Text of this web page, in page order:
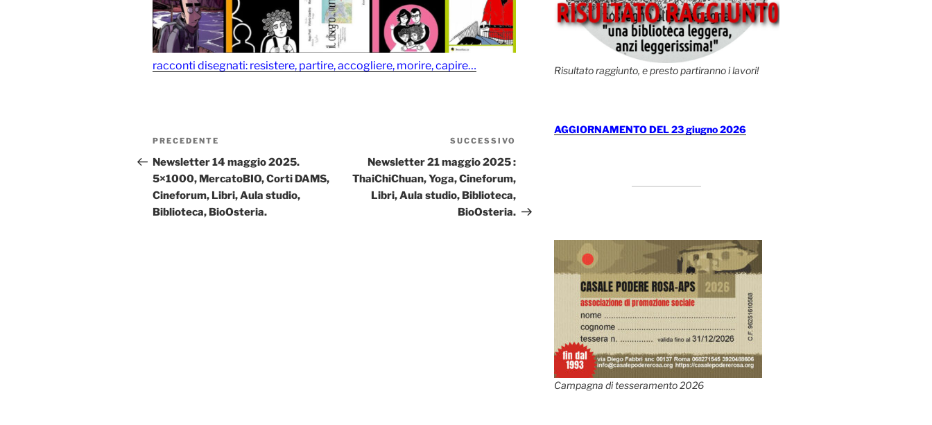
racconti disegnati: resistere, partire, accogliere, morire, capire…
Navigazione
articoli
Articolo
precedente:
PRECEDENTE
Newsletter 14 maggio 2025.
5×1000, MercatoBIO, Corti DAMS,
Cineforum, Libri, Aula studio,
Biblioteca, BioOsteria.
successivo
SUCCESSIVO
Newsletter 21 maggio 2025 :
ThaiChiChuan, Yoga, Cineforum,
Libri, Aula studio, Biblioteca,
BioOsteria.
Risultato raggiunto, e presto partiranno i lavori!
AGGIORNAMENTO DEL 23 giugno 2026
Campagna di tesseramento 2026